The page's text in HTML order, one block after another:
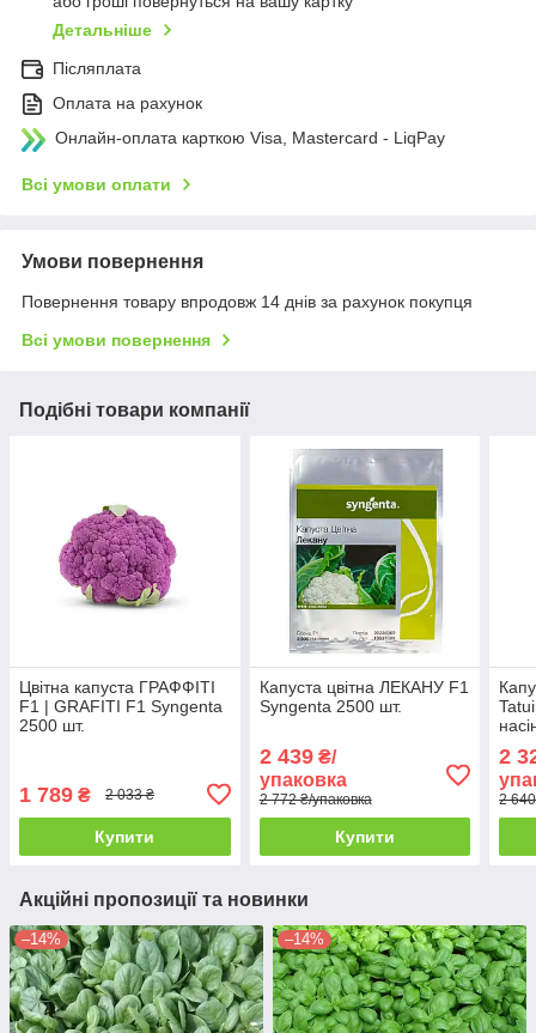
Детальніше
Післяплата
Оплата на рахунок
Онлайн-оплата карткою Visa, Mastercard - LiqPay
Всі умови оплати
Умови повернення
Повернення товару впродовж 14 днів за рахунок покупця
Всі умови повернення
Подібні товари компанії
Цвітна капуста ГРАФФІТІ
F1 | GRAFITI F1 Syngenta
2500 шт.
1 789 ₴ 2 033 ₴
Купити
Капуста цвітна ЛЕКАНУ F1
Syngenta 2500 шт.
2 439₴/
упаковка
2 772 ₴/упаковка
Купити
2
2
Акційні пропозиції та новинки
–14% –14%